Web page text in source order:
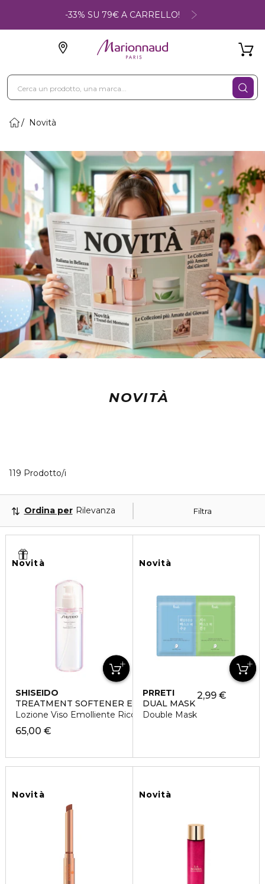
-33% SU 79€ A CARRELLO!
Novità
NOVITÀ
119 Prodotto/i
Filtra
Ordina per Rilevanza
Novità
SHISEIDO
TREATMENT SOFTENER ENRICHED
Lozione Viso Emolliente Ricca
65,00 €
Novità
PRRETI
DUAL MASK
Double Mask
2,99 €
Novità Novità